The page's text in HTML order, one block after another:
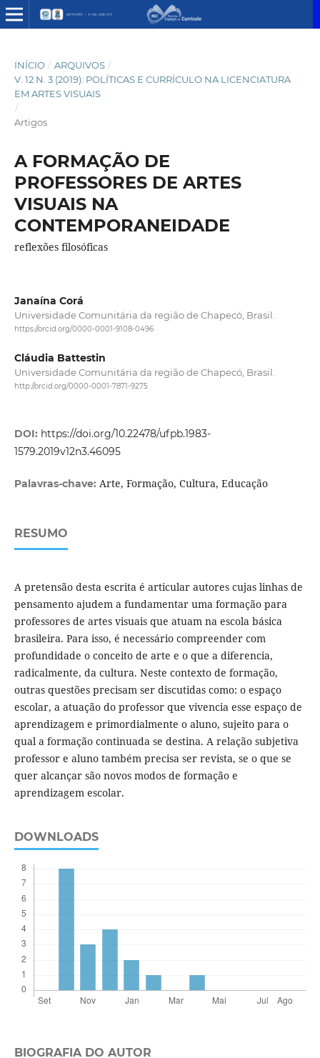
INÍCIO / ARQUIVOS /
V. 12 N. 3 (2019): POLÍTICAS E CURRÍCULO NA LICENCIATURA
EM ARTES VISUAIS
/
Artigos
A FORMAÇÃO DE
PROFESSORES DE ARTES
VISUAIS NA
CONTEMPORANEIDADE
reflexões filosóficas
Janaína Corá
Universidade Comunitária da região de Chapecó, Brasil.
https://orcid.org/0000-0001-9108-0496
Cláudia Battestin
Universidade Comunitária da região de Chapecó, Brasil.
http://orcid.org/0000-0001-7871-9275
DOI: https://doi.org/10.22478/ufpb.1983-
1579.2019v12n3.46095
Palavras-chave: Arte, Formação, Cultura, Educação
RESUMO
A pretensão desta escrita é articular autores cujas linhas de
pensamento ajudem a fundamentar uma formação para
professores de artes visuais que atuam na escola básica
brasileira. Para isso, é necessário compreender com
profundidade o conceito de arte e o que a diferencia,
radicalmente, da cultura. Neste contexto de formação,
outras questões precisam ser discutidas como: o espaço
escolar, a atuação do professor que vivencia esse espaço de
aprendizagem e primordialmente o aluno, sujeito para o
qual a formação continuada se destina. A relação subjetiva
professor e aluno também precisa ser revista, se o que se
quer alcançar são novos modos de formação e
aprendizagem escolar.
DOWNLOADS
BIOGRAFIA DO AUTOR